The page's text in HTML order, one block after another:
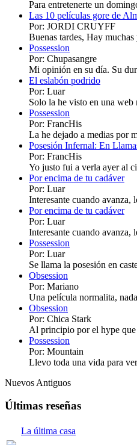
Para entretenerte un
Las 10 películas gore de
Por: JORDI CRUYFF
Buenas tardes, Hay
Possession
Por: Chupasangre
Mi opinión en su día. Su
El eslabón podrido
Por: Luar
Solo la he visto en una
Possession
Por: FrancHis
La he dejado a medias por
Posesión Infernal: En
Por: FrancHis
Yo justo fui a verla ayer al
Por encima de tu cadáver
Por: Luar
Interesante cuando
Por encima de tu cadáver
Por: Luar
Interesante cuando
Possession
Por: Luar
Se llama la posesión en
Obsession
Por: Mariano
Una película normalita,
Obsession
Por: Chica Stark
Al principio por el hype
Possession
Por: Mountain
Llevo toda una vida para
Nuevos Antiguos
Últimas reseñas
La última casa